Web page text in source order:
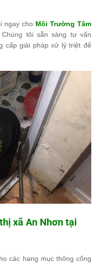
ngay cho Môi Trường Tâm
. Chúng tôi sẵn sàng tư vấn
cấp giải pháp xử lý triệt để
xã An Nhơn tại
các hạng mục thông cống